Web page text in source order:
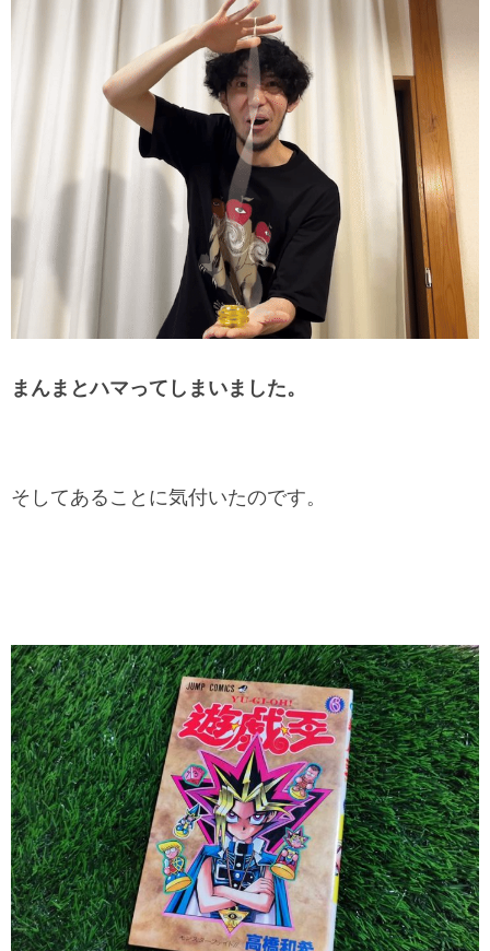
まんまとハマってしまいました。
そしてあることに気付いたのです。